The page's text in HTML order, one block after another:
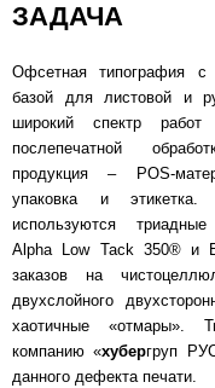
ЗАДАЧА
Офсетная типография с
базой для листовой и
широкий спектр
послепечатной
продукция – POS-
упаковка и
используются
Alpha Low Tack 350® и
заказов на
двухслойного
хаотичные «отмары».
компанию «хубергруп
данного дефекта печати.